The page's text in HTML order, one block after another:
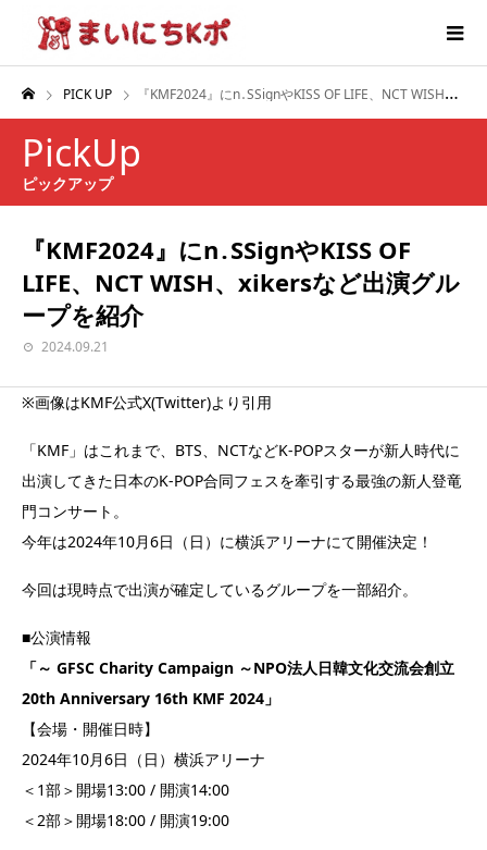
PICK UP 『KMF2024』にn․SSignやKISS OF LIFE、NCT WISH、xikersなど出演グループを紹介
PickUp
ピックアップ
『KMF2024』にn․SSignやKISS OF
LIFE、NCT WISH、xikersなど出演グル
ープを紹介
2024.09.21
※画像はKMF公式X(Twitter)より引用
「KMF」はこれまで、BTS、NCTなどK-POPスターが新人時代に
出演してきた日本のK-POP合同フェスを牽引する最強の新人登竜
門コンサート。
今年は2024年10月6日（日）に横浜アリーナにて開催決定！
今回は現時点で出演が確定しているグループを一部紹介。
■公演情報
「～ GFSC Charity Campaign ～NPO法人日韓文化交流会創立
20th Anniversary 16th KMF 2024」
【会場・開催日時】
2024年10月6日（日）横浜アリーナ
＜1部＞開場13:00 / 開演14:00
＜2部＞開場18:00 / 開演19:00